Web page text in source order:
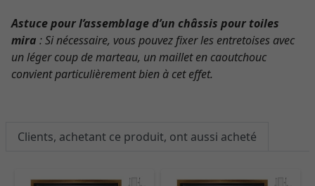
Astuce pour l’assemblage d’un châssis pour toiles
mira : Si nécessaire, vous pouvez fixer les entretoises avec
un léger coup de marteau, un maillet en caoutchouc
convient particulièrement bien à cet effet.
Clients, achetant ce produit, ont aussi acheté